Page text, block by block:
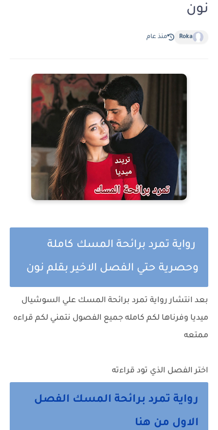
نون
Roka منذ عام
رواية تمرد برائحة المسك كاملة
وحصرية حتي الفصل الاخير بقلم نون
بعد انتشار رواية تمرد برائحة المسك علي السوشيال
ميديا وفرناها لكم كامله جميع الفصول نتمني لكم قراءه
ممتعه
اختر الفصل الذي تود قراءته
رواية تمرد برائحة المسك الفصل
الاول من هنا